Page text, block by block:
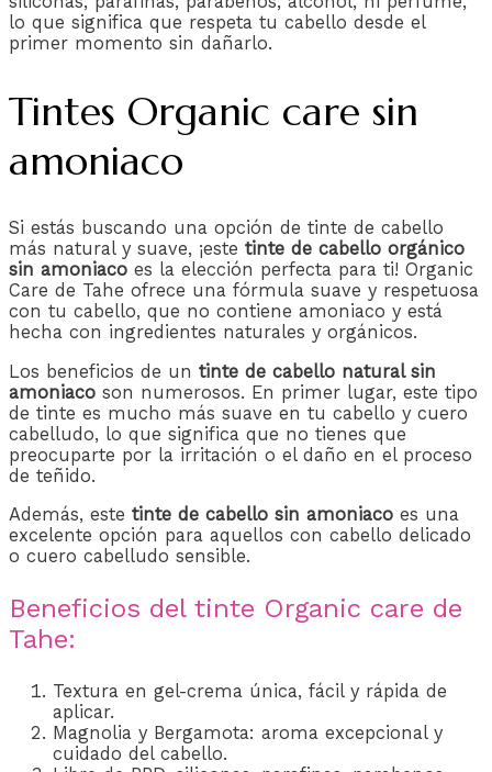
lo que significa que respeta tu cabello desde el
primer momento sin dañarlo.
Tintes Organic care sin
amoniaco
Si estás buscando una opción de tinte de cabello
más natural y suave, ¡este tinte de cabello orgánico
sin amoniaco es la elección perfecta para ti! Organic
Care de Tahe ofrece una fórmula suave y respetuosa
con tu cabello, que no contiene amoniaco y está
hecha con ingredientes naturales y orgánicos.
Los beneficios de un tinte de cabello natural sin
amoniaco son numerosos. En primer lugar, este tipo
de tinte es mucho más suave en tu cabello y cuero
cabelludo, lo que significa que no tienes que
preocuparte por la irritación o el daño en el proceso
de teñido.
Además, este tinte de cabello sin amoniaco es una
excelente opción para aquellos con cabello delicado
o cuero cabelludo sensible.
Beneficios del tinte Organic care de
Tahe:
Textura en gel-crema única, fácil y rápida de
aplicar.
Magnolia y Bergamota: aroma excepcional y
cuidado del cabello.